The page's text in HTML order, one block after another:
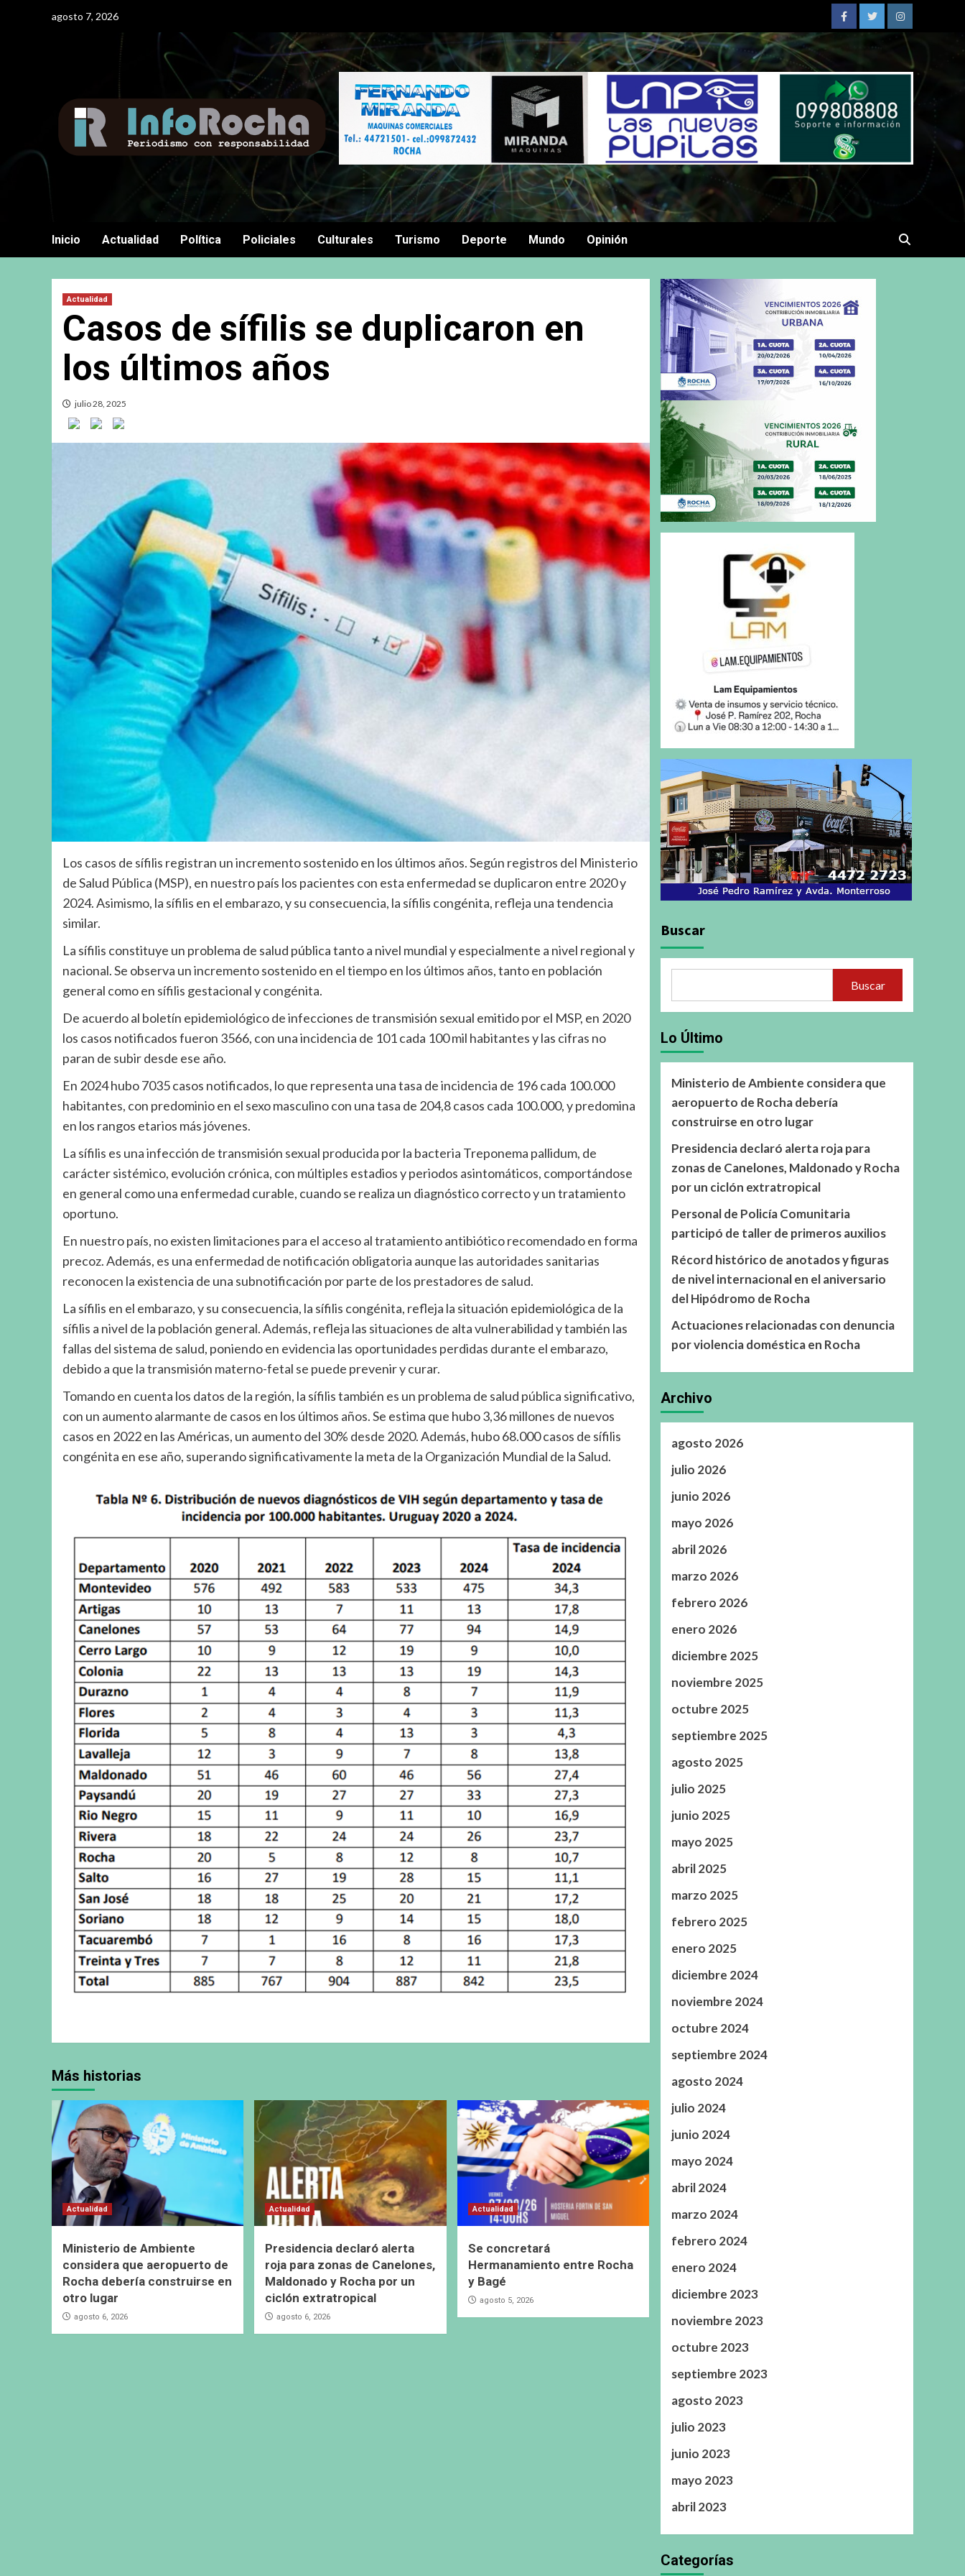
agosto 7, 2026
FacebookTwitterInstagram
Inicio Actualidad Política Policiales Culturales Turismo Deporte Mundo Opinión
Actualidad
Casos de sífilis se duplicaron en
los últimos años
julio 28, 2025
Los casos de sífilis registran un incremento sostenido en los últimos años. Según registros del Ministerio
de Salud Pública (MSP), en nuestro país los pacientes con esta enfermedad se duplicaron entre 2020 y
2024. Asimismo, la sífilis en el embarazo, y su consecuencia, la sífilis congénita, refleja una tendencia
similar.
La sífilis constituye un problema de salud pública tanto a nivel mundial y especialmente a nivel regional y
nacional. Se observa un incremento sostenido en el tiempo en los últimos años, tanto en población
general como en sífilis gestacional y congénita.
De acuerdo al boletín epidemiológico de infecciones de transmisión sexual emitido por el MSP, en 2020
los casos notificados fueron 3566, con una incidencia de 101 cada 100 mil habitantes y las cifras no
paran de subir desde ese año.
En 2024 hubo 7035 casos notificados, lo que representa una tasa de incidencia de 196 cada 100.000
habitantes, con predominio en el sexo masculino con una tasa de 204,8 casos cada 100.000, y predomina
en los rangos etarios más jóvenes.
La sífilis es una infección de transmisión sexual producida por la bacteria Treponema pallidum, de
carácter sistémico, evolución crónica, con múltiples estadios y periodos asintomáticos, comportándose
en general como una enfermedad curable, cuando se realiza un diagnóstico correcto y un tratamiento
oportuno.
En nuestro país, no existen limitaciones para el acceso al tratamiento antibiótico recomendado en forma
precoz. Además, es una enfermedad de notificación obligatoria aunque las autoridades sanitarias
reconocen la existencia de una subnotificación por parte de los prestadores de salud.
La sífilis en el embarazo, y su consecuencia, la sífilis congénita, refleja la situación epidemiológica de la
sífilis a nivel de la población general. Además, refleja las situaciones de alta vulnerabilidad y también las
fallas del sistema de salud, poniendo en evidencia las oportunidades perdidas durante el embarazo,
debido a que la transmisión materno-fetal se puede prevenir y curar.
Tomando en cuenta los datos de la región, la sífilis también es un problema de salud pública significativo,
con un aumento alarmante de casos en los últimos años. Se estima que hubo 3,36 millones de nuevos
casos en 2022 en las Américas, un aumento del 30% desde 2020. Además, hubo 68.000 casos de sífilis
congénita en ese año, superando significativamente la meta de la Organización Mundial de la Salud.
Más historias
Actualidad
Ministerio de Ambiente
considera que aeropuerto de
Rocha debería construirse en
otro lugar
agosto 6, 2026
Actualidad
Presidencia declaró alerta
roja para zonas de Canelones,
Maldonado y Rocha por un
ciclón extratropical
agosto 6, 2026
Actualidad
Se concretará
Hermanamiento entre Rocha
y Bagé
agosto 5, 2026
Buscar
Buscar
Lo Último
Ministerio de Ambiente considera que
aeropuerto de Rocha debería
construirse en otro lugar
Presidencia declaró alerta roja para
zonas de Canelones, Maldonado y Rocha
por un ciclón extratropical
Personal de Policía Comunitaria
participó de taller de primeros auxilios
Récord histórico de anotados y figuras
de nivel internacional en el aniversario
del Hipódromo de Rocha
Actuaciones relacionadas con denuncia
por violencia doméstica en Rocha
Archivo
agosto 2026
julio 2026
junio 2026
mayo 2026
abril 2026
marzo 2026
febrero 2026
enero 2026
diciembre 2025
noviembre 2025
octubre 2025
septiembre 2025
agosto 2025
julio 2025
junio 2025
mayo 2025
abril 2025
marzo 2025
febrero 2025
enero 2025
diciembre 2024
noviembre 2024
octubre 2024
septiembre 2024
agosto 2024
julio 2024
junio 2024
mayo 2024
abril 2024
marzo 2024
febrero 2024
enero 2024
diciembre 2023
noviembre 2023
octubre 2023
septiembre 2023
agosto 2023
julio 2023
junio 2023
mayo 2023
abril 2023
Categorías